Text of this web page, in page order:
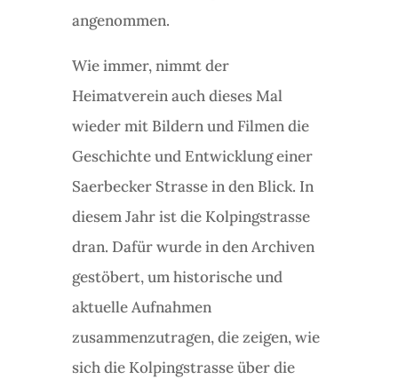
angenommen.
Wie immer, nimmt der
Heimatverein auch dieses Mal
wieder mit Bildern und Filmen die
Geschichte und Entwicklung einer
Saerbecker Strasse in den Blick. In
diesem Jahr ist die Kolpingstrasse
dran. Dafür wurde in den Archiven
gestöbert, um historische und
aktuelle Aufnahmen
zusammenzutragen, die zeigen, wie
sich die Kolpingstrasse über die